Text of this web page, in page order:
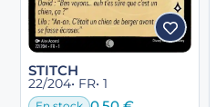
STITCH
22/204• FR• 1